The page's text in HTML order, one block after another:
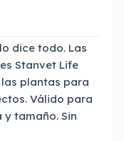
dice todo. Las
Stanvet Life
plantas para
Válido para
tamaño. Sin